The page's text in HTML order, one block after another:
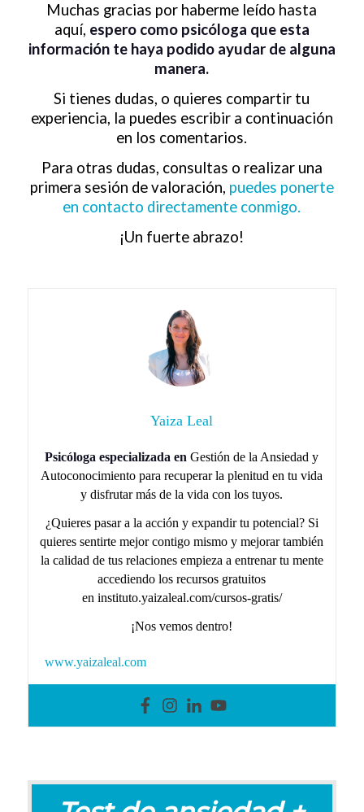
Muchas gracias por haberme leído hasta
aquí, espero como psicóloga que esta
información te haya podido ayudar de alguna
manera.
Si tienes dudas, o quieres compartir tu
experiencia, la puedes escribir a continuación
en los comentarios.
Para otras dudas, consultas o realizar una
primera sesión de valoración, puedes ponerte
en contacto directamente conmigo.
¡Un fuerte abrazo!
Yaiza Leal
Psicóloga especializada enGestión de la Ansiedad y
Autoconocimiento para recuperar la plenitud en tu vida
y disfrutar más de la vida con los tuyos.
¿Quieres pasar a la acción y expandir tu potencial? Si
quieres sentirte mejor contigo mismo y mejorar también
la calidad de tus relaciones empieza a entrenar tu mente
accediendo los recursos gratuitos
en instituto.yaizaleal.com/cursos-gratis/
¡Nos vemos dentro!
www.yaizaleal.com